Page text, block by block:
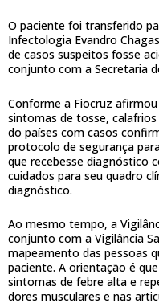
O paciente foi transferido
Infectologia Evandro
de casos suspeitos fosse
conjunto com a Secretaria
Conforme a Fiocruz
sintomas de tosse,
do países com casos
protocolo de segurança
que recebesse diagnóstico
cuidados para seu quadro
diagnóstico.
Ao mesmo tempo, a
conjunto com a Vigilância
mapeamento das pessoas
paciente. A orientação é
sintomas de febre alta e
dores musculares e nas